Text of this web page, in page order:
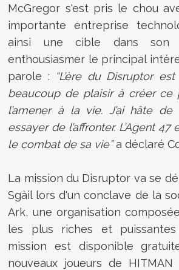
McGregor s'est pris le chou
importante entreprise
ainsi une cible dans son
enthousiasmer le principal
parole :
“L’ère du Disruptor
beaucoup de plaisir à créer ce
l’amener à la vie. J’ai hâte
essayer de l’affronter. L’Agent
le combat de sa vie”a déclaré
La mission du Disruptor va se
Sgàil lors d'un conclave de la
Ark, une organisation
les plus riches et
mission est disponible
nouveaux joueurs de